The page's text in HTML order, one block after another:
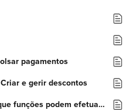
pagamentos
e gerir descontos
Deliverect Pay: Especificar que funções podem efetuar reembolsos